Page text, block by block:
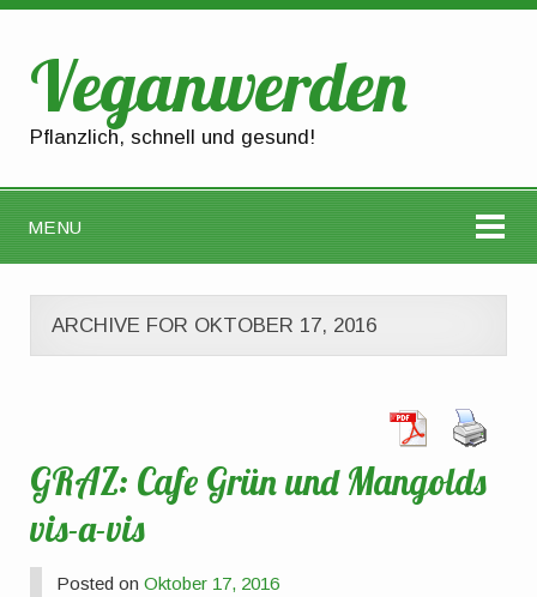
Veganwerden
Pflanzlich, schnell und gesund!
MENU
ARCHIVE FOR OKTOBER 17, 2016
GRAZ: Cafe Grün und Mangolds
vis-a-vis
Posted onOktober 17, 2016